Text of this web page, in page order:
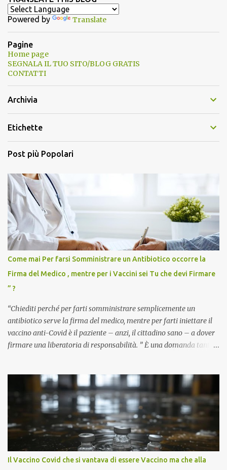
Powered by Translate
Pagine
Home page
SEGNALA IL TUO SITO/BLOG GRATIS
CONTATTI
Archivia
Etichette
Post più Popolari
Come mai Per farsi Somministrare un Antibiotico occorre la
Firma del Medico , mentre per i Vaccini sei Tu che devi Firmare
” ?
“Chiediti perché per farti somministrare semplicemente un
antibiotico serve la firma del medico, mentre per farti iniettare il
vaccino anti-Covid è il paziente – anzi, il cittadino sano – a dover
firmare una liberatoria di responsabilità. ” È una domanda tanto
pandemia. Un interrogativo che dovrebbe scuotere chiunque abbia
ancora il coraggio di pensare con la propria testa. Per il vaccino
anti-Covid, un pro-farmaco, con autorizzazione condizionata,
sviluppato in tempi record, con tecnologie mai utilizzate prima su
larga scala, ancora oggetto di studio e di discussione
internazionale serve solo una firma. La tua. Lo si somministra
anche a persone sane, giovani, senza fattori di rischio, spesso già
Il Vaccino Covid che si vantava di essere Vaccino ma che alla